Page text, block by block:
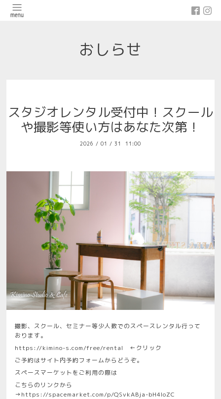
おしらせ
スタジオレンタル受付中！スクール
や撮影等使い方はあなた次第！
2026 / 01 / 31 11:00
撮影、スクール、セミナー等少人数でのスペースレンタル行って
おります。
https://kimino-s.com/free/rental
←クリック
ご予約はサイト内予約フォームからどうぞ。
スペースマーケットをご利用の際は
こちらのリンクから
→https://spacemarket.com/p/QSvkABja-bH4IoZC